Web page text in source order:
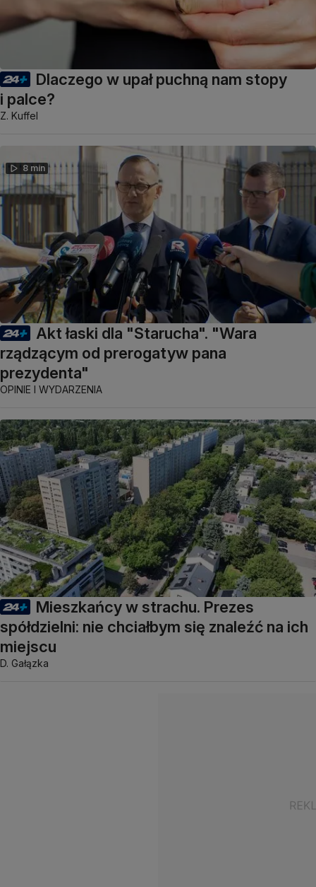
Dlaczego w upał puchną nam stopy
i palce?
Z. Kuffel
8 min
Akt łaski dla "Starucha". "Wara
rządzącym od prerogatyw pana
prezydenta"
OPINIE I WYDARZENIA
Mieszkańcy w strachu. Prezes
spółdzielni: nie chciałbym się znaleźć na ich
miejscu
D. Gałązka